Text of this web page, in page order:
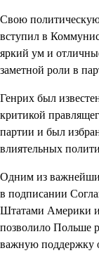
Свою политическую
вступил в
яркий ум и
заметной роли в
Генрих был
критикой
партии и был
влиятельных
Одним из
в подписании
Штатами Америки
позволило Польше
важную